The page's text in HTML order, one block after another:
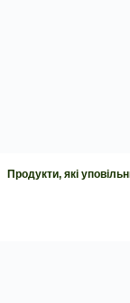
Продукти, які